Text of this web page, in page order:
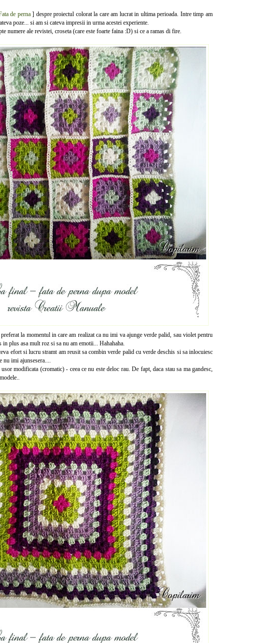
de perna] despre proiectul colorat la care am lucrat in ultima perioada. Intre timp am
poze... si am si cateva impresii in urma acestei experiente.
numere ale revistei, croseta (care este foarte faina :D) si ce a ramas di fire.
la momentul in care am realizat ca nu imi va ajunge verde palid, sau violet pentru
in plus asa mult roz si sa nu am emotii... Hahahaha.
efort si lucru stramt am reusit sa combin verde palid cu verde deschis si sa inlocuiesc
nu imi ajunsesera....
modificata (cromatic) - ceea ce nu este deloc rau. De fapt, daca stau sa ma gandesc,